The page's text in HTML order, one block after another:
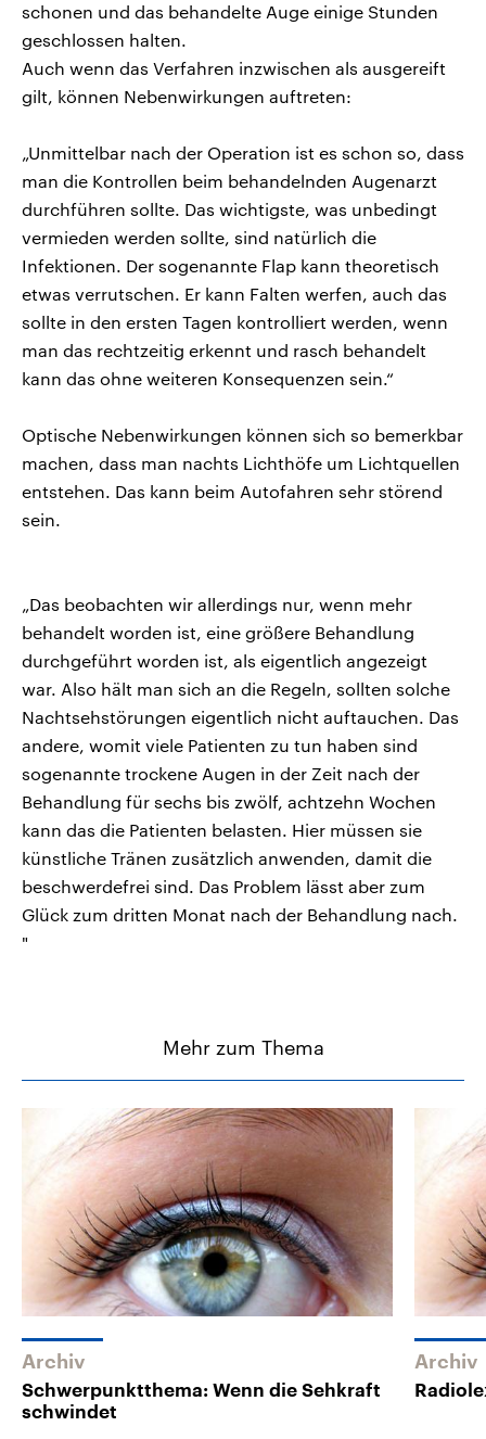
schonen und das behandelte Auge einige Stunden
geschlossen halten.
Auch wenn das Verfahren inzwischen als ausgereift
gilt, können Nebenwirkungen auftreten:
„Unmittelbar nach der Operation ist es schon so, dass
man die Kontrollen beim behandelnden Augenarzt
durchführen sollte. Das wichtigste, was unbedingt
vermieden werden sollte, sind natürlich die
Infektionen. Der sogenannte Flap kann theoretisch
etwas verrutschen. Er kann Falten werfen, auch das
sollte in den ersten Tagen kontrolliert werden, wenn
man das rechtzeitig erkennt und rasch behandelt
kann das ohne weiteren Konsequenzen sein.“
Optische Nebenwirkungen können sich so bemerkbar
machen, dass man nachts Lichthöfe um Lichtquellen
entstehen. Das kann beim Autofahren sehr störend
sein.
„Das beobachten wir allerdings nur, wenn mehr
behandelt worden ist, eine größere Behandlung
durchgeführt worden ist, als eigentlich angezeigt
war. Also hält man sich an die Regeln, sollten solche
Nachtsehstörungen eigentlich nicht auftauchen. Das
andere, womit viele Patienten zu tun haben sind
sogenannte trockene Augen in der Zeit nach der
Behandlung für sechs bis zwölf, achtzehn Wochen
kann das die Patienten belasten. Hier müssen sie
künstliche Tränen zusätzlich anwenden, damit die
beschwerdefrei sind. Das Problem lässt aber zum
Glück zum dritten Monat nach der Behandlung nach.
"
Mehr zum Thema
Archiv
Schwerpunktthema: Wenn die Sehkraft
schwindet
Archiv